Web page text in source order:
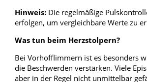
Hinweis: Die regelmäßige
erfolgen, um vergleichbare Werte zu
Was tun beim Herzstolpern?
Bei Vorhofflimmern ist es besonders
die Beschwerden verstärken. Viele
aber in der Regel nicht unmittelbar